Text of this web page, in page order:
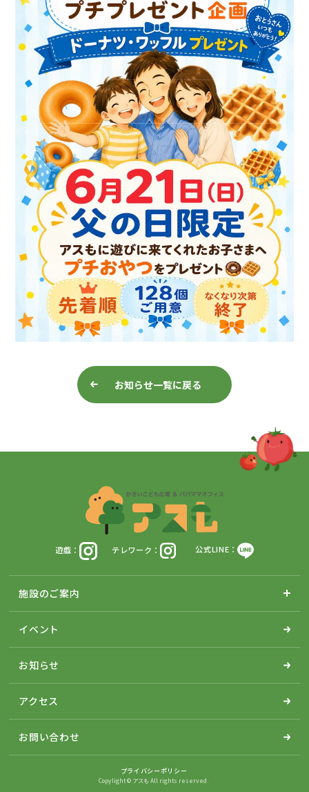
お知らせ一覧に戻る
遊戯： テレワーク： 公式LINE：
施設のご案内
イベント
お知らせ
アクセス
お問い合わせ
プライバシーポリシー
Copylight © アスも All rights reserved.